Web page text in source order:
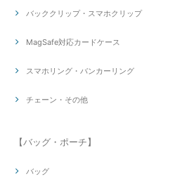
バッククリップ・スマホクリップ
MagSafe対応カードケース
スマホリング・バンカーリング
チェーン・その他
【バッグ・ポーチ】
バッグ